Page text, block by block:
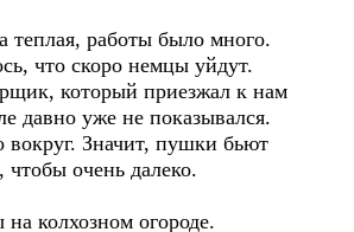
работы было много.
что скоро немцы уйдут.
который приезжал к нам
давно уже не показывался.
вокруг. Значит, пушки бьют
чтобы очень далеко.
колхозном огороде.